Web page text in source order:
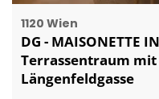
1120 Wien
DG - MAISONETTE
Terrassentraum mit
Längenfeldgasse